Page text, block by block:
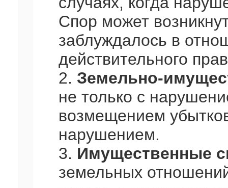
Спор может
заблуждалось в
действительного
2. Земельно-
не только с
возмещением
нарушением.
3. Имущественные
земельных